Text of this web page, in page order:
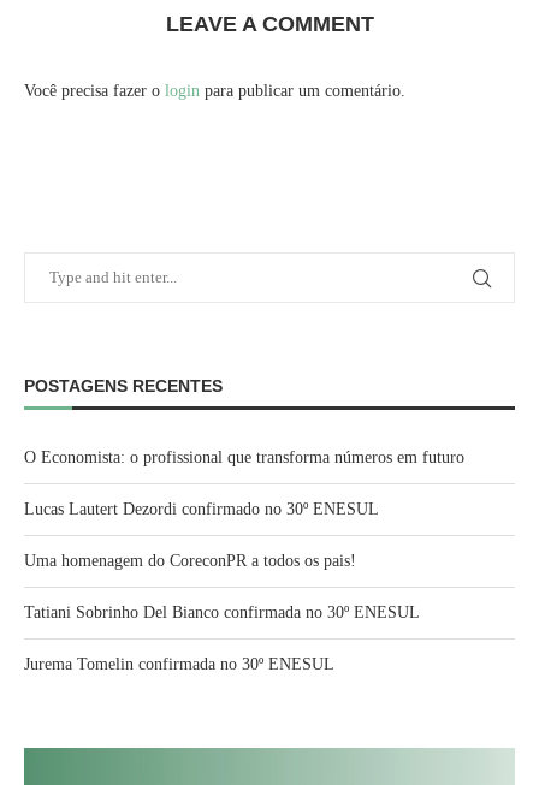
LEAVE A COMMENT
Você precisa fazer o login para publicar um comentário.
POSTAGENS RECENTES
O Economista: o profissional que transforma números em futuro
Lucas Lautert Dezordi confirmado no 30º ENESUL
Uma homenagem do CoreconPR a todos os pais!
Tatiani Sobrinho Del Bianco confirmada no 30º ENESUL
Jurema Tomelin confirmada no 30º ENESUL